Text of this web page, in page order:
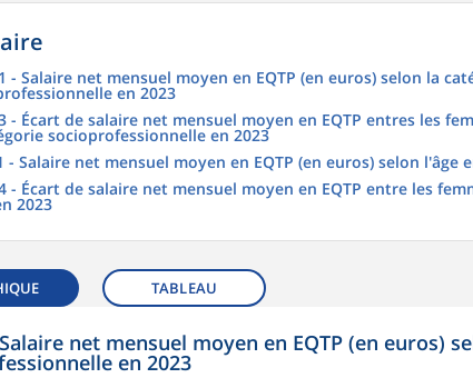
- Salaire net mensuel moyen en EQTP (en euros) selon la
en 2023
- Écart de salaire net mensuel moyen en EQTP entres les
socioprofessionnelle en 2023
- Salaire net mensuel moyen en EQTP (en euros) selon l'âge
- Écart de salaire net mensuel moyen en EQTP entre les
2023
TABLEAU
net mensuel moyen en EQTP (en euros)
en 2023